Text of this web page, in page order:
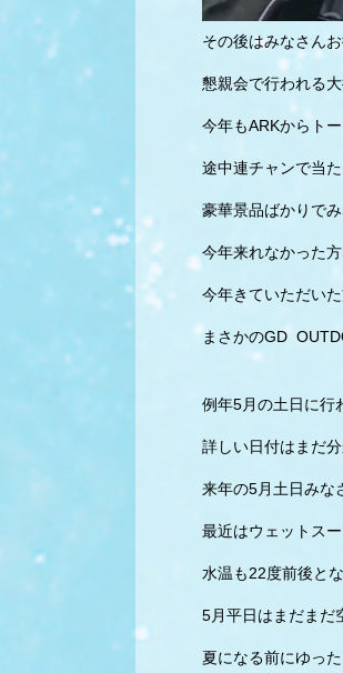
その後はみなさん
懇親会で行われる
今年もARKからト
途中連チャンで当
豪華景品ばかりで
今年来れなかった
今年きていただい
まさかのGD
例年5月の土日に行
詳しい日付はまだ
来年の5月土日みな
最近はウェットス
水温も22度前後と
5月平日はまだまだ
夏になる前にゆっ